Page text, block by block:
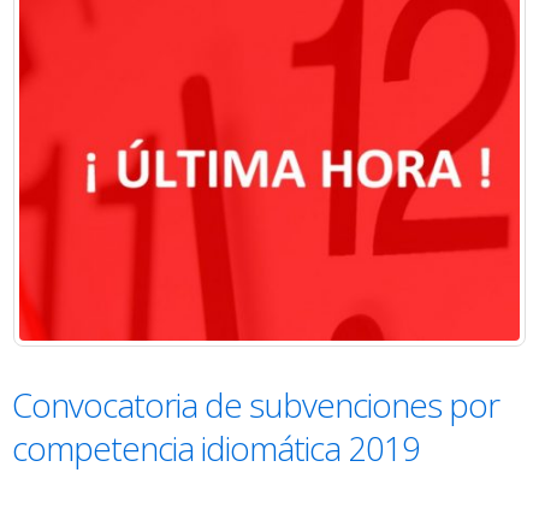
Convocatoria de subvenciones por
competencia idiomática 2019